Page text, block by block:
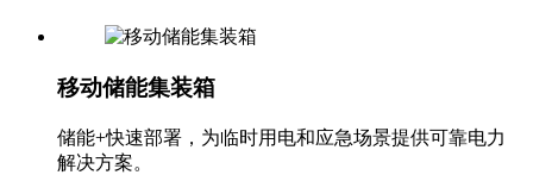
移动储能集装箱
储能+快速部署，为临时用电和应急场景提供可靠电力
解决方案。